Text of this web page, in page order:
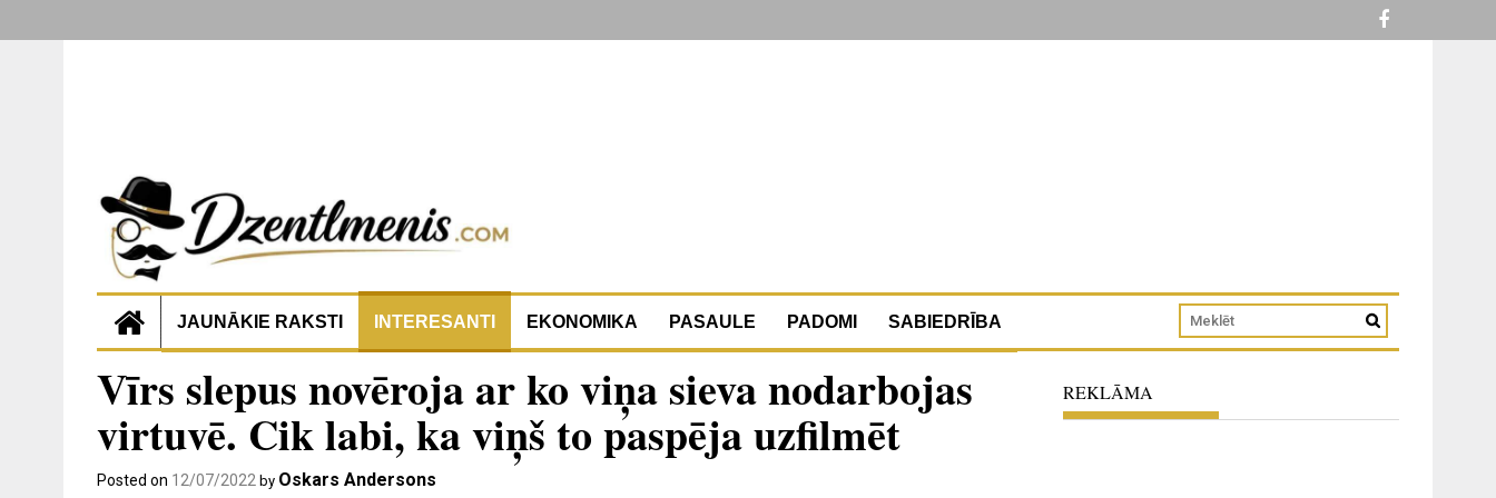
JAUNĀKIE RAKSTI INTERESANTI EKONOMIKA PASAULE PADOMI SABIEDRĪBA
Vīrs slepus novēroja ar ko viņa sieva nodarbojas
virtuvē. Cik labi, ka viņš to paspēja uzfilmēt
Posted on 12/07/2022 by Oskars Andersons
REKLĀMA